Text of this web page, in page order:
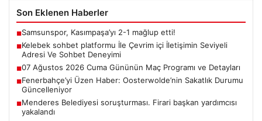
Son Eklenen Haberler
■Samsunspor, Kasımpaşa’yı 2-1 mağlup etti!
■Kelebek sohbet platformu İle Çevrim içi İletişimin Seviyeli
Adresi Ve Sohbet Deneyimi
■07 Ağustos 2026 Cuma Gününün Maç Programı ve Detayları
■Fenerbahçe’yi Üzen Haber: Oosterwolde’nin Sakatlık Durumu
Güncelleniyor
■Menderes Belediyesi soruşturması. Firari başkan yardımcısı
yakalandı